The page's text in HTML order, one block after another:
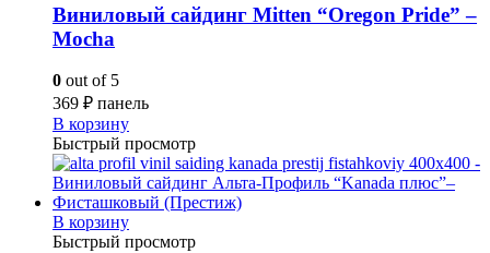
Виниловый сайдинг Mitten “Oregon Pride” –
Mocha
0 out of 5
369 ₽ панель
В корзину
Быстрый просмотр
В корзину
Быстрый просмотр